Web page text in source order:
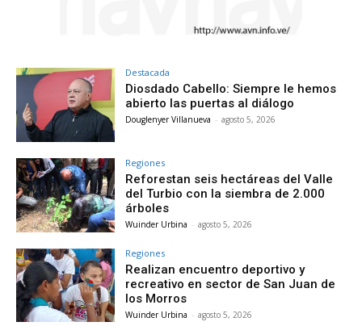
Destacada
Diosdado Cabello: Siempre le hemos
abierto las puertas al diálogo
Douglenyer Villanueva - agosto 5, 2026
Regiones
Reforestan seis hectáreas del Valle
del Turbio con la siembra de 2.000
árboles
Wuinder Urbina - agosto 5, 2026
Regiones
Realizan encuentro deportivo y
recreativo en sector de San Juan de
los Morros
Wuinder Urbina - agosto 5, 2026